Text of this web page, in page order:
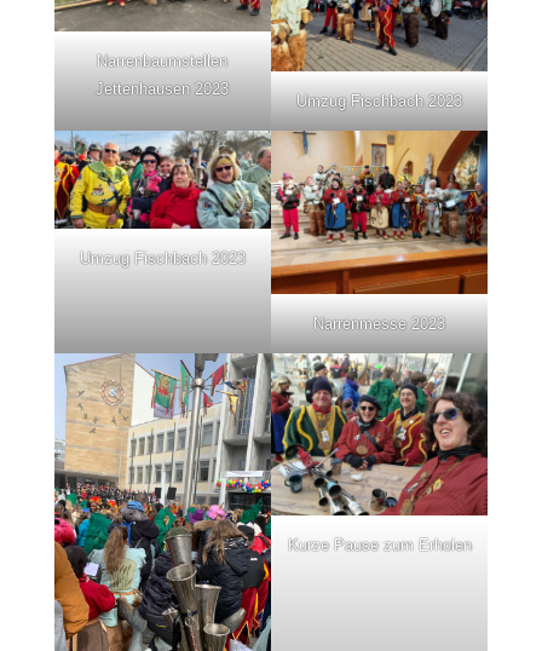
Narrenbaumstellen
Jettenhausen 2023
Umzug Fischbach 2023
Umzug Fischbach 2023
Narrenmesse 2023
Kurze Pause zum Erholen